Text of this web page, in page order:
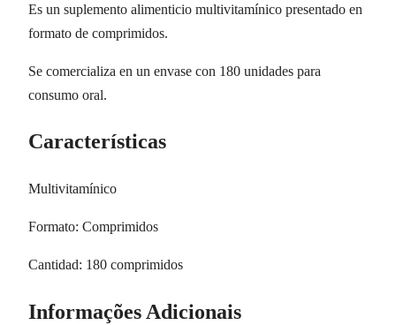
Es un suplemento alimenticio multivitamínico presentado en
formato de comprimidos.
Se comercializa en un envase con 180 unidades para
consumo oral.
Características
Multivitamínico
Formato: Comprimidos
Cantidad: 180 comprimidos
Informações Adicionais